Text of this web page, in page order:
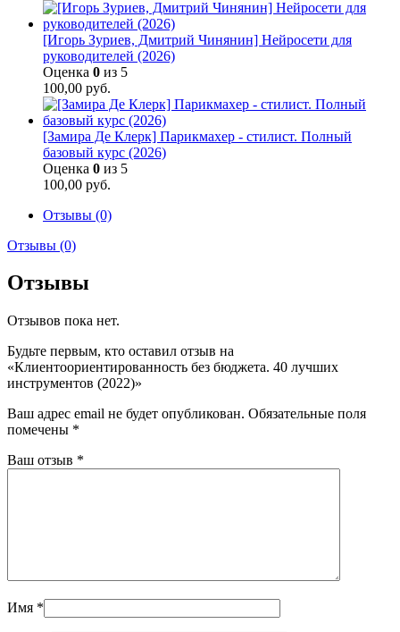
[Игорь Зуриев, Дмитрий Чинянин] Нейросети для
руководителей (2026)
Оценка 0 из 5
100,00 руб.
[Замира Де Клерк] Парикмахер - стилист. Полный
базовый курс (2026)
Оценка 0 из 5
100,00 руб.
Отзывы (0)
Отзывы (0)
Отзывы
Отзывов пока нет.
Будьте первым, кто оставил отзыв на
«Клиентоориентированность без бюджета. 40 лучших
инструментов (2022)»
Ваш адрес email не будет опубликован. Обязательные поля
помечены *
Ваш отзыв *
Имя *